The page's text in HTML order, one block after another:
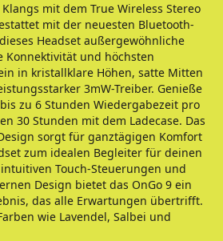
mit dem True Wireless Stereo
mit der neuesten Bluetooth-
Headset außergewöhnliche
Konnektivität und höchsten
in kristallklare Höhen, satte Mitten
3mW-Treiber. Genieße
zu 6 Stunden Wiedergabezeit pro
30 Stunden mit dem Ladecase. Das
sorgt für ganztägigen Komfort
zum idealen Begleiter für deinen
Touch-Steuerungen und
Design bietet das OnGo 9 ein
das alle Erwartungen übertrifft.
wie Lavendel, Salbei und